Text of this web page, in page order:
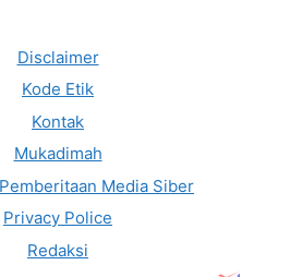
Disclaimer
Kode Etik
Kontak
Mukadimah
Media Siber
Privacy Police
Redaksi